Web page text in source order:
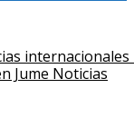
de desastres
Impacto
turística en
internacionales
Jume Noticias